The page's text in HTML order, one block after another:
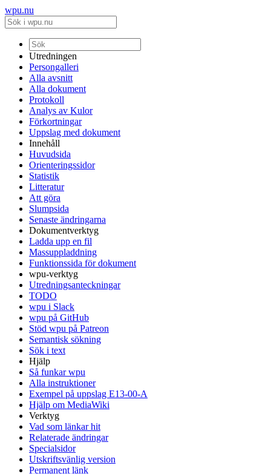
wpu.nu
Utredningen
Persongalleri
Alla avsnitt
Alla dokument
Protokoll
Analys av Kulor
Förkortningar
Uppslag med dokument
Innehåll
Huvudsida
Orienteringssidor
Statistik
Litteratur
Att göra
Slumpsida
Senaste ändringarna
Dokumentverktyg
Ladda upp en fil
Massuppladdning
Funktionssida för dokument
wpu-verktyg
Utredningsanteckningar
TODO
wpu i Slack
wpu på GitHub
Stöd wpu på Patreon
Semantisk sökning
Sök i text
Hjälp
Så funkar wpu
Alla instruktioner
Exempel på uppslag E13-00-A
Hjälp om MediaWiki
Verktyg
Vad som länkar hit
Relaterade ändringar
Specialsidor
Utskriftsvänlig version
Permanent länk